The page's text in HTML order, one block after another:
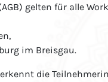
gelten für alle
im Breisgau.
die